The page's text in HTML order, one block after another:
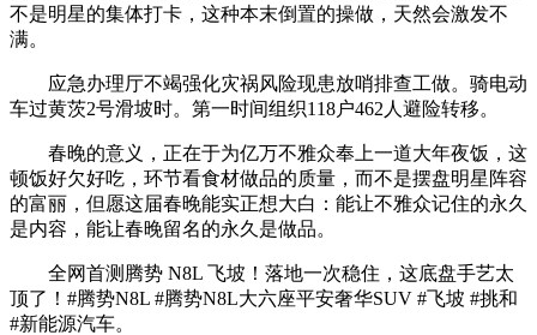
不是明星的集体打卡，这种本末倒置的操做，天然会激发不
满。
应急办理厅不竭强化灾祸风险现患放哨排查工做。骑电动
车过黄茨2号滑坡时。第一时间组织118户462人避险转移。
春晚的意义，正在于为亿万不雅众奉上一道大年夜饭，这
顿饭好欠好吃，环节看食材做品的质量，而不是摆盘明星阵容
的富丽，但愿这届春晚能实正想大白：能让不雅众记住的永久
是内容，能让春晚留名的永久是做品。
全网首测腾势 N8L 飞坡！落地一次稳住，这底盘手艺太
顶了！#腾势N8L #腾势N8L大六座平安奢华SUV #飞坡 #挑和
#新能源汽车。